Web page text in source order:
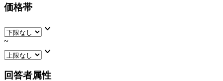
価格帯
keyboard_arrow_down
~
keyboard_arrow_down
回答者属性